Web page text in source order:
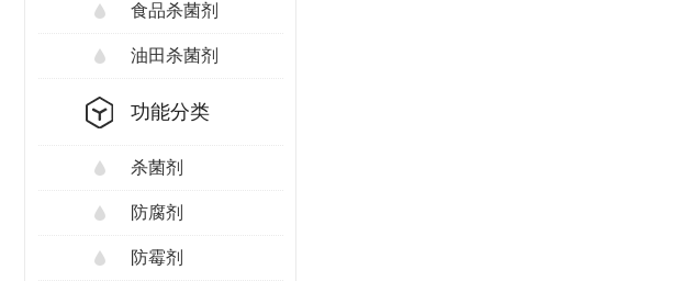
食品杀菌剂
油田杀菌剂
功能分类
杀菌剂
防腐剂
防霉剂